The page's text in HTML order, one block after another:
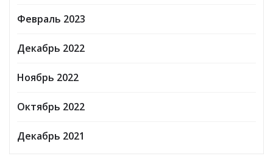
Февраль 2023
Декабрь 2022
Ноябрь 2022
Октябрь 2022
Декабрь 2021